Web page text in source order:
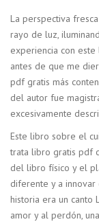
La perspectiva
rayo de luz,
experiencia con
antes de que me
pdf gratis más
del autor fue
excesivamente
Este libro sobre el
trata libro gratis pdf
del libro físico y el
diferente y a
historia era un canto
amor y al perdón,